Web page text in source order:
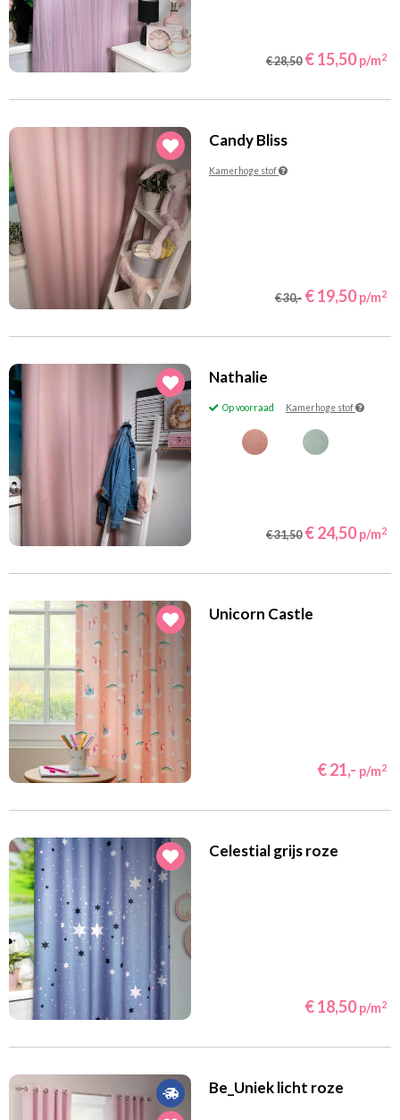
€ 28,50 € 15,50 p/m2
Candy Bliss
Kamerhoge stof
€ 30,- € 19,50 p/m2
Nathalie
Op voorraad Kamerhoge stof
€ 31,50 € 24,50 p/m2
Unicorn Castle
€ 21,- p/m2
Celestial grijs roze
€ 18,50 p/m2
Be_Uniek licht roze